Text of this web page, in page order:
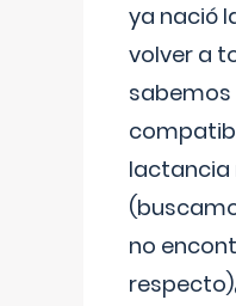
ya nació
volver a
sabemos
no